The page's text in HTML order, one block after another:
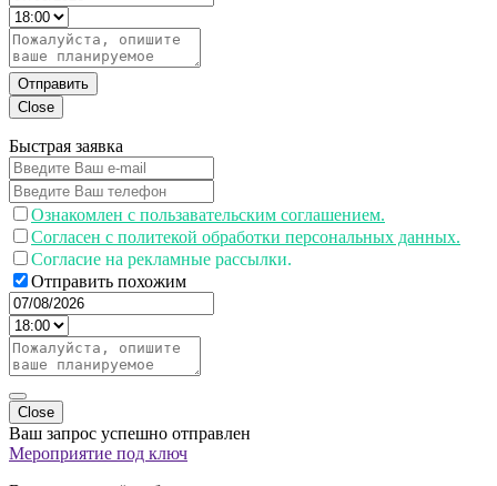
Отправить
Close
Быстрая заявка
Ознакомлен с пользавательским соглашением.
Согласен с политекой обработки персональных данных.
Согласие на рекламные рассылки.
Отправить похожим
Close
Ваш запрос успешно отправлен
Мероприятие под ключ